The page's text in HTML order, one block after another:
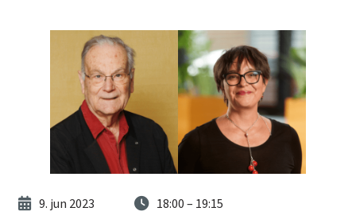
9. jun 2023 18:00– 19:15